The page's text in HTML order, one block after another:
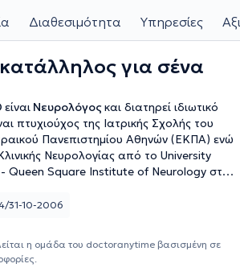
Διαθεσιμότητα Υπηρεσίες
κατάλληλος για σένα
είναι Νευρολόγοςκαι διατηρεί ιδιωτικό
πτυχιούχος της Ιατρικής Σχολής του
Πανεπιστημίου Αθηνών (ΕΚΠΑ) ενώ
Νευρολογίας από το University
Queen Square Institute of Neurology στο
δομές αποκτώντας πολύτιμη εμπειρία ως
Σοφία». Επιπλέον, από το 2017 έως
Επιμελητής Νευρολογίας - Υπεύθυνος
31-10-2006
η ομάδα του doctoranytime βασισμένη σε